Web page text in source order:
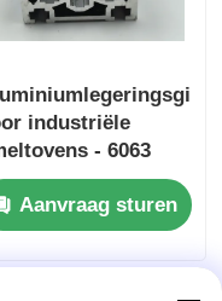
industriële
- 6063
voor
en snijden
vierkant
T8
Aanvraag sturen